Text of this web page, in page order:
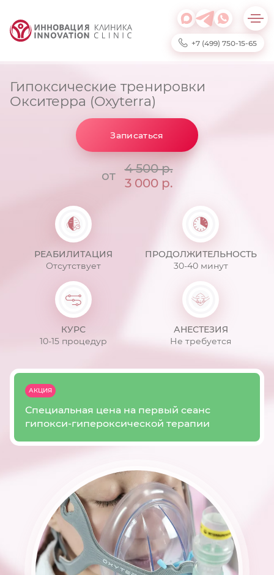
+7 (499) 750-15-65
Гипоксические тренировки
Окситерра (Oxyterra)
Записаться
от
4 500 р.
3 000 р.
РЕАБИЛИТАЦИЯ
Отсутствует
ПРОДОЛЖИТЕЛЬНОСТЬ
30-40 минут
КУРС
10-15 процедур
АНЕСТЕЗИЯ
Не требуется
АКЦИЯ
Специальная цена на первый сеанс
гипокси-гипероксической терапии